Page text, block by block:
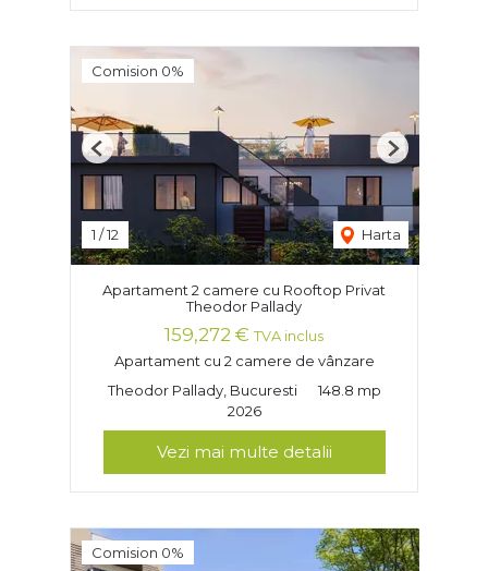
Comision 0%
1 /12 Harta
Previous Next
Apartament 2 camere cu Rooftop Privat
Theodor Pallady
159,272 € TVA inclus
Apartament cu 2 camere de vânzare
Theodor Pallady, Bucuresti
148.8 mp
2026
Vezi mai multe detalii
Comision 0%